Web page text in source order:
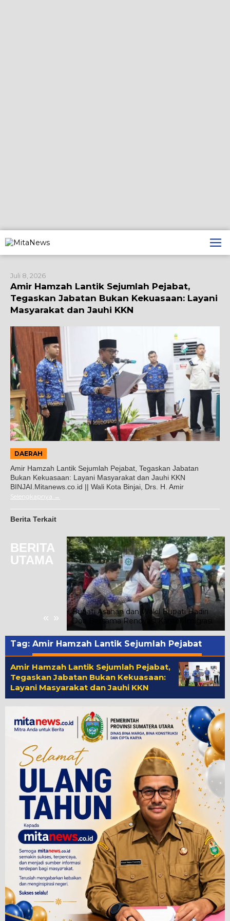
ke
konten
Juli 8, 2026
Amir Hamzah Lantik Sejumlah Pejabat,
Tegaskan Jabatan Bukan Kekuasaan: Layani
Masyarakat dan Jauhi KKN
DAERAH
Amir Hamzah Lantik Sejumlah Pejabat, Tegaskan Jabatan
Bukan Kekuasaan: Layani Masyarakat dan Jauhi KKN
BINJAI.Mitanews.co.id || Wali Kota Binjai, Drs. H. Amir
Selengkapnya
Berita Terkait
BERITA
UTAMA
« »
Bupati Asahan dan Wakil Bupati Hadiri
Doa Bersama Renovasi Kantor Imigrasi
Tag: Amir Hamzah Lantik Sejumlah Pejabat
Amir Hamzah Lantik Sejumlah Pejabat,
Tegaskan Jabatan Bukan Kekuasaan:
Layani Masyarakat dan Jauhi KKN